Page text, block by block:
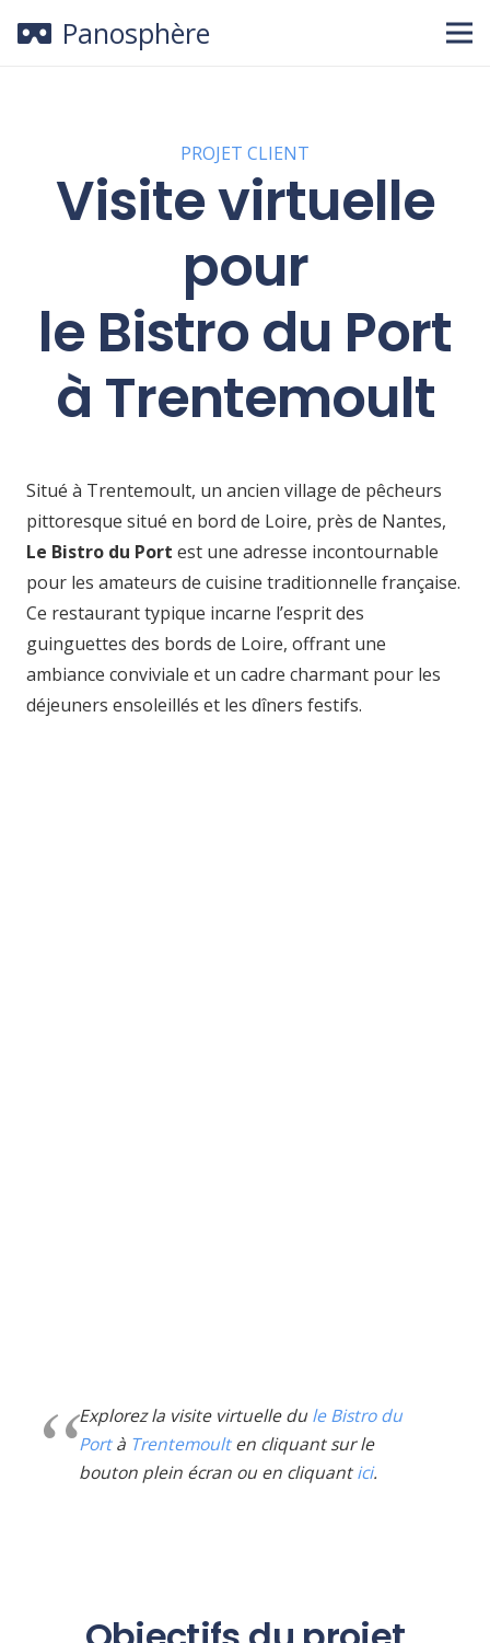
Panosphère
PROJET CLIENT
Visite virtuelle
pour
le Bistro du Port
à Trentemoult
Situé à Trentemoult, un ancien village de pêcheurs
pittoresque situé en bord de Loire, près de Nantes,
Le Bistro du Port est une adresse incontournable
pour les amateurs de cuisine traditionnelle française.
Ce restaurant typique incarne l’esprit des
guinguettes des bords de Loire, offrant une
ambiance conviviale et un cadre charmant pour les
déjeuners ensoleillés et les dîners festifs.
Explorez la visite virtuelle du le Bistro du
Portà Trentemoulten cliquant sur le
bouton plein écran ou en cliquantici.